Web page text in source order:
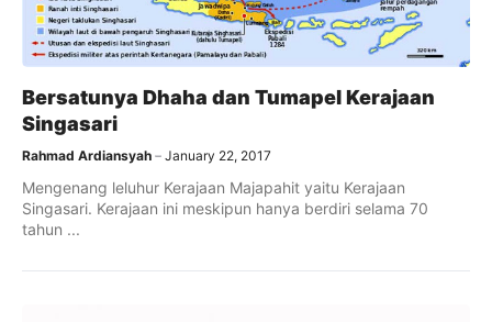
Bersatunya Dhaha dan Tumapel Kerajaan
Singasari
Rahmad Ardiansyah January 22, 2017
Mengenang leluhur Kerajaan Majapahit yaitu Kerajaan
Singasari. Kerajaan ini meskipun hanya berdiri selama 70
tahun ...